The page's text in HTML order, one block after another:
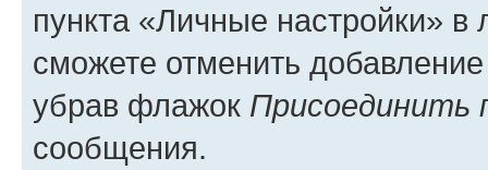
пункта «Личные настройки»
сможете отменить
убрав флажок Присоединить
сообщения.